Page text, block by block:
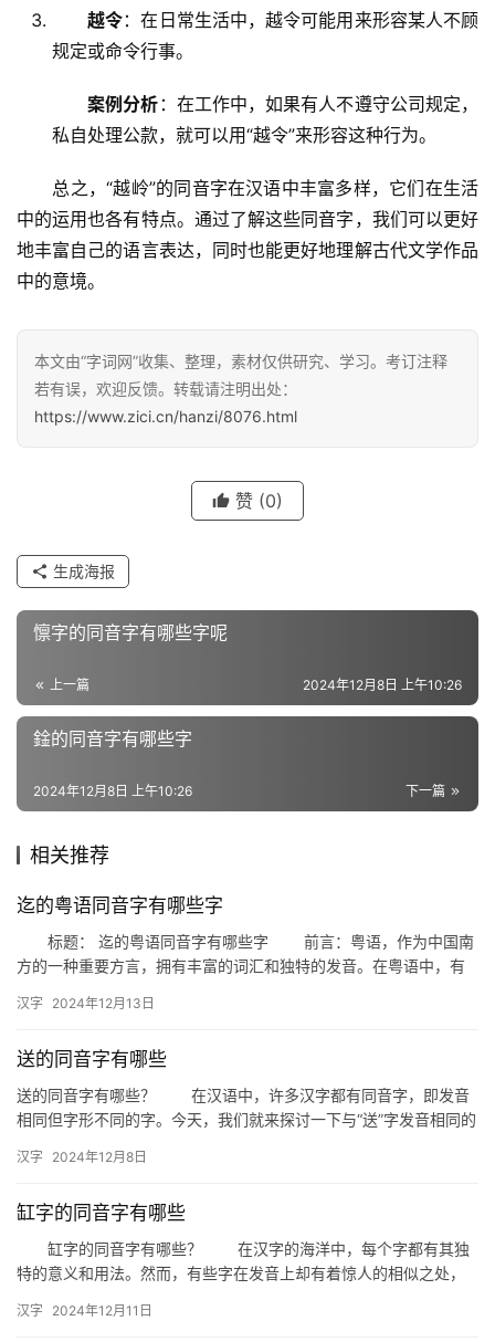
汉
字
义
近
词
词
拼
越令：在日常生活中，越令可能用来形容某人不顾
规定或命令行事。
案例分析 ：在工作中，如果有人不遵守公司规定，
私自处理公款，就可以用“越令”来形容这种行为。
总之，“越岭”的同音字在汉语中丰富多样，它们在生活
中的运用也各有特点。通过了解这些同音字，我们可以更好
地丰富自己的语言表达，同时也能更好地理解古代文学作品
中的意境。
本文由“字词网”收集、整理，素材仅供研究、学习。考订注释
若有误，欢迎反馈。转载请注明出处：
https://www.zici.cn/hanzi/8076.html
赞 (0)
生成海报
懔字的同音字有哪些字呢
上一篇 2024年12月8日 上午10:26
鍂的同音字有哪些字
下一篇
2024年12月8日 上午10:26
相关推荐
迄的粤语同音字有哪些字
标题： 迄的粤语同音字有哪些字 前言：粤语，作为中国南
方的一种重要方言，拥有丰富的词汇和独特的发音。在粤语中，有
“迄…
汉字 2024年12月13日
送的同音字有哪些
送的同音字有哪些？ 在汉语中，许多汉字都有同音字，即发音
相同但字形不同的字。今天，我们就来探讨一下与“送”字发音相同的
汉字 2024年12月8日
缸字的同音字有哪些
缸字的同音字有哪些？ 在汉字的海洋中，每个字都有其独
特的意义和用法。然而，有些字在发音上却有着惊人的相似之处，
字…
汉字 2024年12月11日